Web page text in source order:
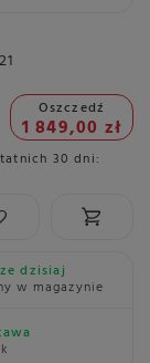
Oszczedź
1 849,00 zł
30 dni:
dzisiaj
w magazynie